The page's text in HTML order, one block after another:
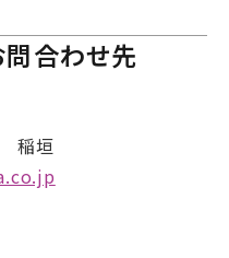
問合わせ先
稲垣